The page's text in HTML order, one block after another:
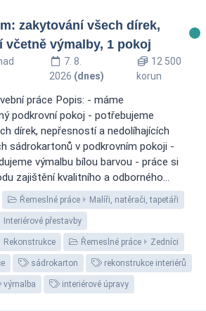
zakytování všech dírek,
včetně výmalby, 1 pokoj
7. 8.
2026 (dnes)
12 500
korun
práce Popis: - máme
podkrovní pokoj - potřebujeme
dírek, nepřesností a nedolíhajících
sádrokartonů v podkrovním pokoji -
výmalbu bílou barvou - práce si
zajištění kvalitního a odborného...
Řemeslné práce Malíři, natěrači, tapetáři
Interiérové přestavby
Rekonstrukce Řemeslné práce Zedníci
sádrokarton rekonstrukce interiérů
výmalba interiérové úpravy